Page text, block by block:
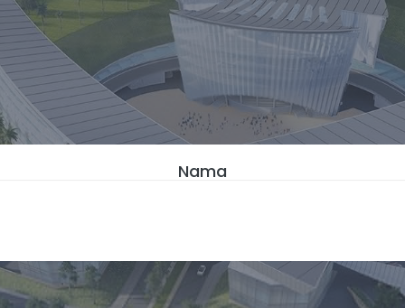
Nama